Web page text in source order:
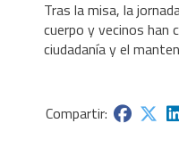
Tras la misa, la
cuerpo y vecinos han
ciudadanía y el